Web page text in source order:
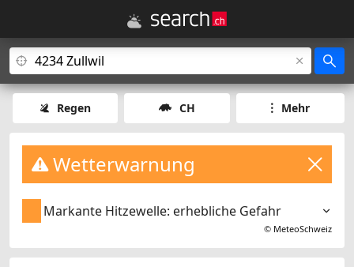
Regen CH Mehr
Wetterwarnung
Markante Hitzewelle: erhebliche Gefahr
© MeteoSchweiz